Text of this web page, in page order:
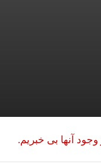
وجود آنها بی خبریم.